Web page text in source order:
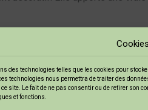
des technologies telles que les cookies pour
technologies nous permettra de traiter des
site. Le fait de ne pas consentir ou de retirer son
et fonctions.
permet de réaliser des motifs
vous pouvez jouer avec